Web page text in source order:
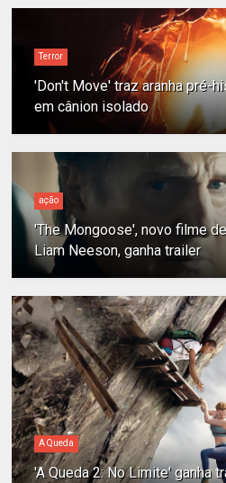
Terror
'Don't Move' traz aranha pré-
em cânion isolado
ação
'The Mongoose', novo filme
Liam Neeson, ganha trailer
A Queda
'A Queda 2: No Limite' ganha